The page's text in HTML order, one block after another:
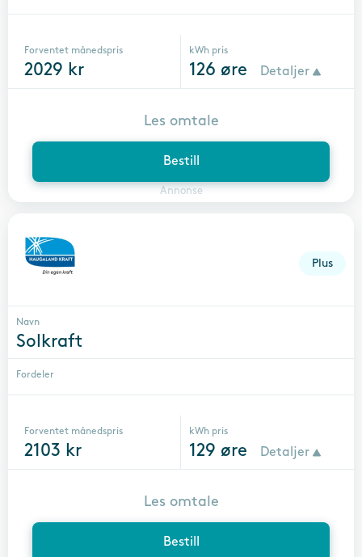
Forventet månedspris
2029 kr
kWh pris
126 øre Detaljer
Bestill
Annonse
Les omtale
Plus
Navn
Solkraft
Fordeler
Forventet månedspris
2103 kr
kWh pris
129 øre Detaljer
Bestill
Les omtale